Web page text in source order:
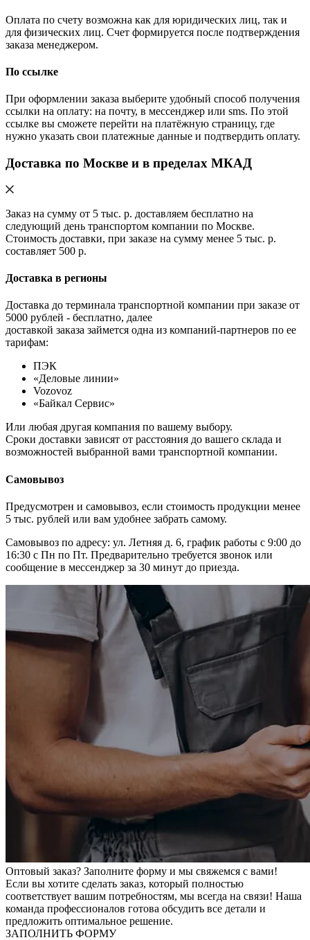
Оплата по счету возможна как для юридических лиц, так и
для физических лиц. Счет формируется после подтверждения
заказа менеджером.
По ссылке
При оформлении заказа выберите удобный способ получения
ссылки на оплату: на почту, в мессенджер или sms. По этой
ссылке вы сможете перейти на платёжную страницу, где
нужно указать свои платежные данные и подтвердить оплату.
Доставка по Москве и в пределах МКАД
Заказ на сумму от 5 тыс. р. доставляем бесплатно на
следующий день транспортом компании по Москве.
Стоимость доставки, при заказе на сумму менее 5 тыс. р.
составляет 500 р.
Доставка в регионы
Доставка до терминала транспортной компании при заказе от
5000 рублей - бесплатно, далее
доставкой заказа займется одна из компаний-партнеров по ее
тарифам:
ПЭК
«Деловые линии»
Vozovoz
«Байкал Сервис»
Или любая другая компания по вашему выбору.
Сроки доставки зависят от расстояния до вашего склада и
возможностей выбранной вами транспортной компании.
Самовывоз
Предусмотрен и самовывоз, если стоимость продукции менее
5 тыс. рублей или вам удобнее забрать самому.
Самовывоз по адресу: ул. Летняя д. 6, график работы с 9:00 до
16:30 с Пн по Пт. Предварительно требуется звонок или
сообщение в мессенджер за 30 минут до приезда.
Оптовый заказ? Заполните форму и мы свяжемся с вами!
Если вы хотите сделать заказ, который полностью
соответствует вашим потребностям, мы всегда на связи! Наша
команда профессионалов готова обсудить все детали и
предложить оптимальное решение.
ЗАПОЛНИТЬ ФОРМУ